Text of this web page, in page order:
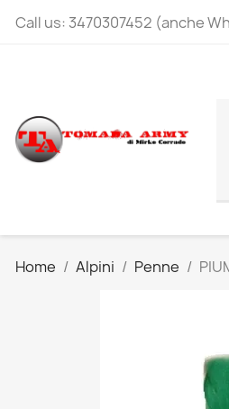
Call us: 3470307452 (anche
Home Alpini Penne